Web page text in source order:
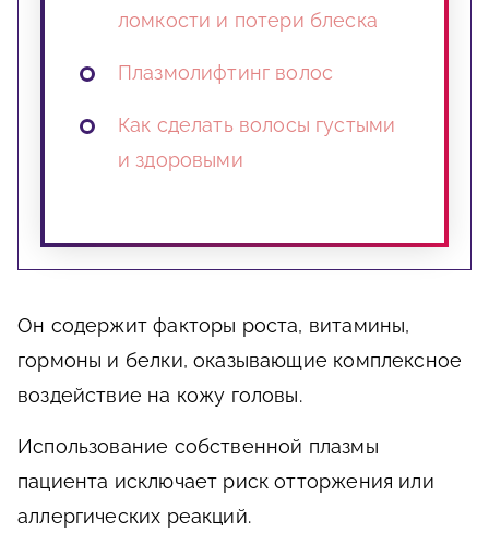
ломкости и потери блеска
Плазмолифтинг волос
Как сделать волосы густыми
и здоровыми
Он содержит факторы роста, витамины,
гормоны и белки, оказывающие комплексное
воздействие на кожу головы.
Использование собственной плазмы
пациента исключает риск отторжения или
аллергических реакций.